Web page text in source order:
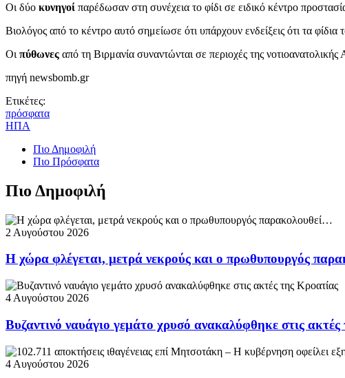
Οι δύο κυνηγοί παρέδωσαν στη συνέχεια το φίδι σε ειδικό κέντρο
Βιολόγος από το κέντρο αυτό σημείωσε ότι υπάρχουν ενδείξεις ότι τα
Οι πύθωνες από τη Βιρμανία συναντώνται σε περιοχές της
πηγή newsbomb.gr
Ετικέτες:
πρόσφατα
ΗΠΑ
Πιο Δημοφιλή
Πιο Πρόσφατα
Πιο Δημοφιλή
2 Αυγούστου 2026
Η χώρα φλέγεται, μετρά νεκρούς και ο πρωθυπουργός
4 Αυγούστου 2026
Βυζαντινό ναυάγιο γεμάτο χρυσό ανακαλύφθηκε στις
4 Αυγούστου 2026